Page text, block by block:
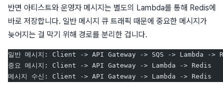
반면 아티스트와 운영자 메시지는 별도의 Lambda를 통해 Redis에
바로 저장합니다. 일반 메시지 큐 트래픽 때문에 중요한 메시지가
늦어지는 걸 막기 위해 경로를 분리한 겁니다.
일반 메시지: Client -> API Gateway -> SQS -> Lambda ->
중요 메시지: Client -> API Gateway -> Lambda -> Redis
메시지 수신: Client -> API Gateway -> Lambda -> Redis